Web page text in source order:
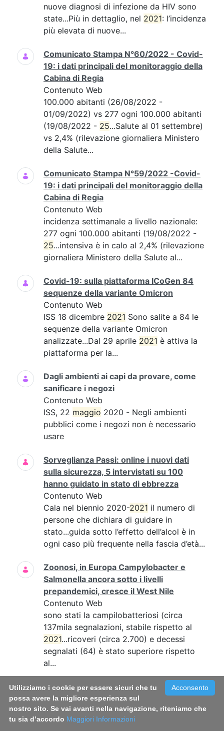
nuove diagnosi di infezione da HIV sono
state...Più in dettaglio, nel 2021: l’incidenza
più elevata di nuove...
Comunicato Stampa N°60/2022 - Covid-
19: i dati principali del monitoraggio della
Cabina di Regia
Contenuto Web
100.000 abitanti (26/08/2022 -
01/09/2022) vs 277 ogni 100.000 abitanti
(19/08/2022 - 25...Salute al 01 settembre)
vs 2,4% (rilevazione giornaliera Ministero
della Salute...
Comunicato Stampa N°59/2022 -Covid-
19: i dati principali del monitoraggio della
Cabina di Regia
Contenuto Web
incidenza settimanale a livello nazionale:
277 ogni 100.000 abitanti (19/08/2022 -
25...intensiva è in calo al 2,4% (rilevazione
giornaliera Ministero della Salute al...
Covid-19: sulla piattaforma ICoGen 84
sequenze della variante Omicron
Contenuto Web
ISS 18 dicembre 2021 Sono salite a 84 le
sequenze della variante Omicron
analizzate...Dal 29 aprile 2021 è attiva la
piattaforma per la...
Dagli ambienti ai capi da provare, come
sanificare i negozi
Contenuto Web
ISS, 22 maggio 2020 - Negli ambienti
pubblici come i negozi non è necessario
usare
Sorveglianza Passi: online i nuovi dati
sulla sicurezza, 5 intervistati su 100
hanno guidato in stato di ebbrezza
Contenuto Web
Cala nel biennio 2020-2021 il numero di
persone che dichiara di guidare in
stato...guida sotto l’effetto dell’alcol è in
ogni caso più frequente nella fascia d’età...
Zoonosi, in Europa Campylobacter e
Salmonella ancora sotto i livelli
prepandemici, cresce il West Nile
Contenuto Web
sono stati la campilobatteriosi (circa
137mila segnalazioni, stabile rispetto al
2021...ricoveri (circa 2.700) e decessi
segnalati (64) è stato superiore rispetto
al...
Infezioni sessualmente trasmesse, online
il vademecum per conoscerle e
prevenirle
Contenuto Web
Acconsento
Utilizziamo i cookie per essere sicuri che tu
possa avere la migliore esperienza sul
nostro sito. Se vai avanti nella navigazione, riteniamo che
tu sia d’accordo Maggiori Informazioni